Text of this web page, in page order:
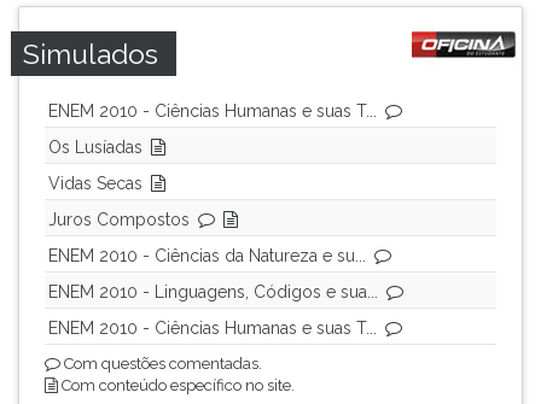
Simulados
ENEM 2010 - Ciências Humanas e suas T...
Os Lusíadas
Vidas Secas
Juros Compostos
ENEM 2010 - Ciências da Natureza e su...
ENEM 2010 - Linguagens, Códigos e sua...
ENEM 2010 - Ciências Humanas e suas T...
Com questões comentadas.
Com conteúdo específico no site.